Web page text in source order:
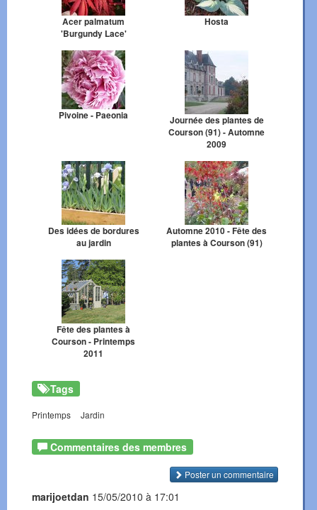
Acer palmatum
'Burgundy Lace'
Hosta
Pivoine - Paeonia
Journée des plantes de
Courson (91) - Automne
2009
Des idées de bordures
au jardin
Automne 2010 - Fête des
plantes à Courson (91)
Fête des plantes à
Courson - Printemps
2011
Tags
Printemps Jardin
Commentaires des membres
Poster un commentaire
marijoetdan 15/05/2010 à 17:01